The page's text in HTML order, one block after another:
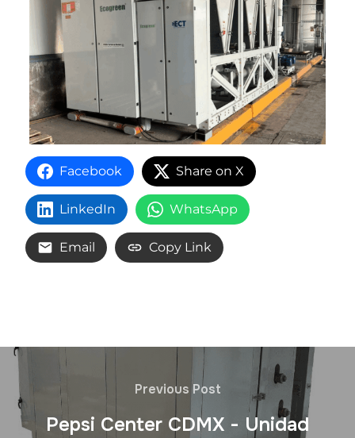
Facebook Share on X
LinkedIn WhatsApp
Email Copy Link
Previous Post
Pepsi Center CDMX - Unidad